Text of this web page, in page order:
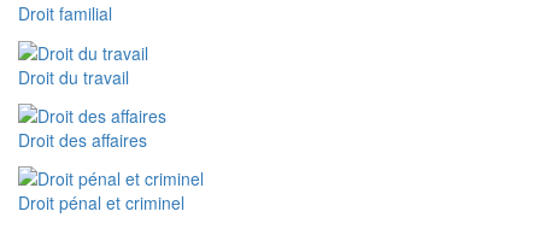
Droit familial
Droit du travail
Droit des affaires
Droit pénal et criminel